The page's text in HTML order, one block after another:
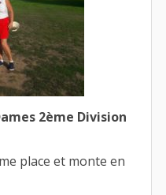
2ème Division
place et monte en